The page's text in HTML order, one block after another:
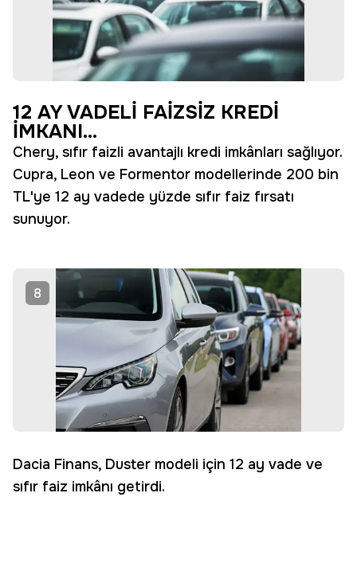
12 AY VADELİ FAİZSİZ KREDİ
İMKANI...
Chery, sıfır faizli avantajlı kredi imkânları sağlıyor.
Cupra, Leon ve Formentor modellerinde 200 bin
TL'ye 12 ay vadede yüzde sıfır faiz fırsatı
sunuyor.
8
Dacia Finans, Duster modeli için 12 ay vade ve
sıfır faiz imkânı getirdi.